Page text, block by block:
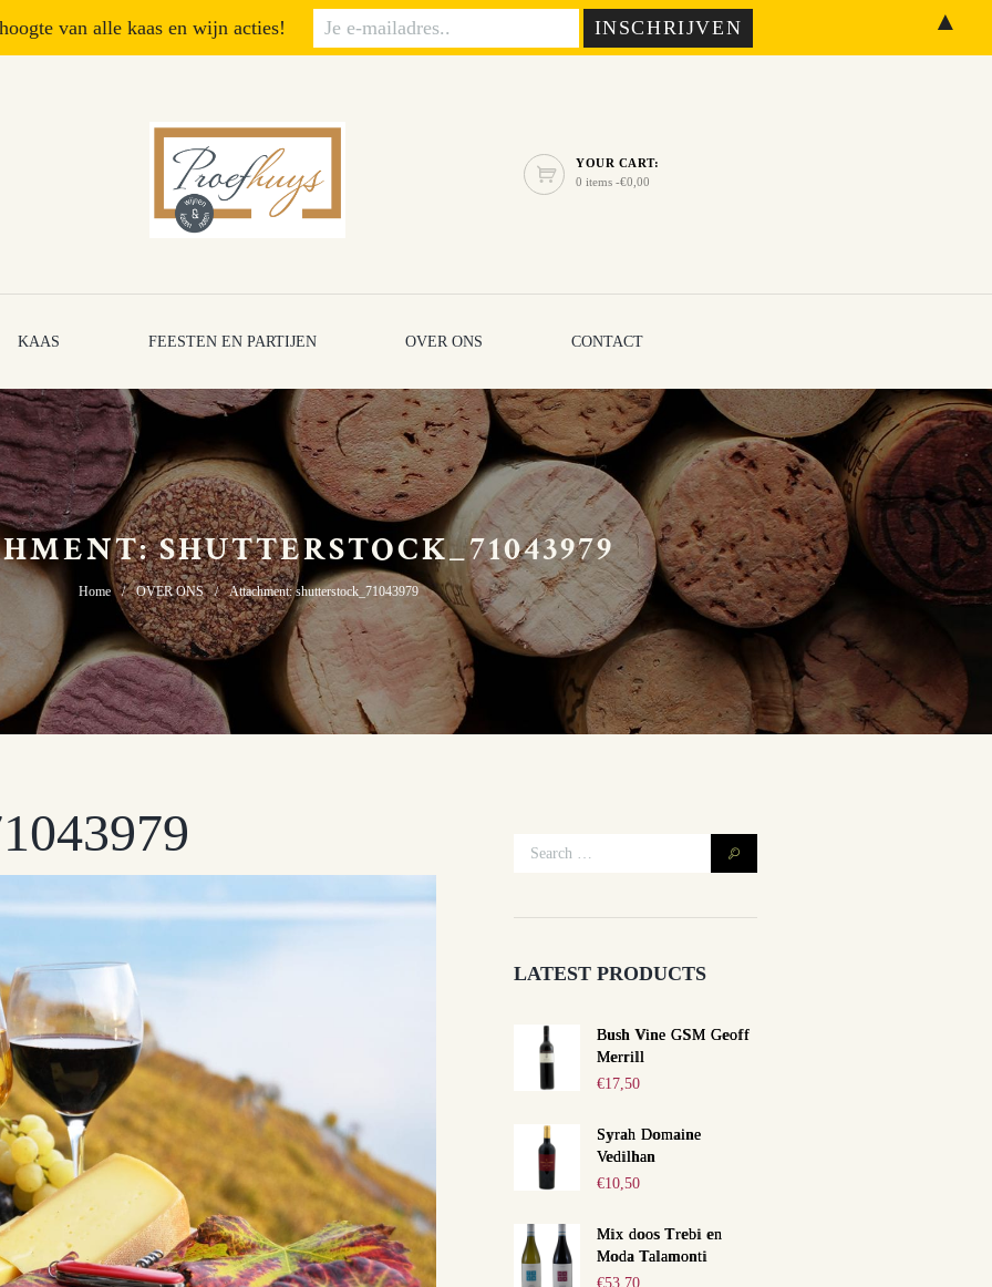
YOUR CART:
0 items -€0,00
KAAS FEESTEN EN PARTIJEN OVER ONS CONTACT
SHUTTERSTOCK_71043979
Home OVER ONS Attachment: shutterstock_71043979
Jochem & Melanie
LATEST PRODUCTS
Bush Vine GSM Geoff
Merrill
€17,50
Syrah Domaine
Vedilhan
€10,50
Mix doos Trebi en
Moda Talamonti
€53,70
van alle kaas en wijn acties! ▲